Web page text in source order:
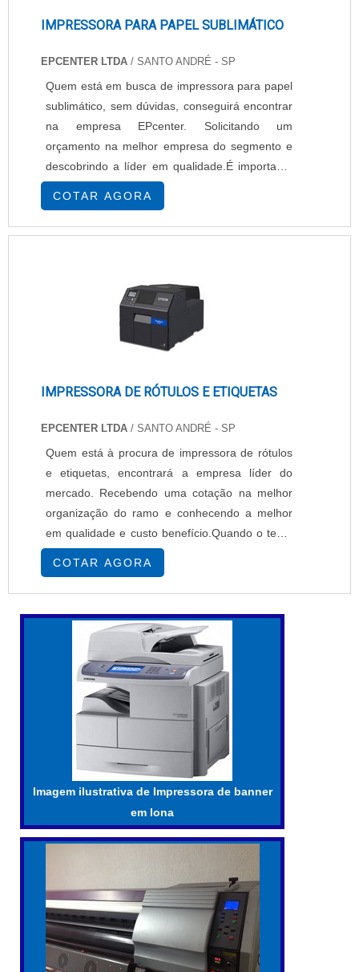
IMPRESSORA PARA PAPEL SUBLIMÁTICO
EPCENTER LTDA / SANTO ANDRÉ - SP
Quem está em busca de impressora para papel
sublimático, sem dúvidas, conseguirá encontrar
na empresa EPcenter. Solicitando um
orçamento na melhor empresa do segmento e
descobrindo a líder em qualidade.É importante
lembrar que o produto deve sempre ser
adquirido com empresas especializadas no
segmento. Esse tipo de cuidado ajuda a garantir
COTAR AGORA
IMPRESSORA DE RÓTULOS E ETIQUETAS
EPCENTER LTDA / SANTO ANDRÉ - SP
Quem está à procura de impressora de rótulos
e etiquetas, encontrará a empresa líder do
mercado. Recebendo uma cotação na melhor
organização do ramo e conhecendo a melhor
em qualidade e custo benefício.Quando o tema
é impressora de rótulos e etiquetas, com os
melhores profissionais da EPcenter atingirá
excelente custo-benefício com pagamento
acessível.UM POUCO MAIS SOBRE
IMPRESSORA DE RÓTULOS E ETIQUETASHá
muitas maneiras eficientes de ...
COTAR AGORA
Imagem ilustrativa de Impressora de banner
em lona